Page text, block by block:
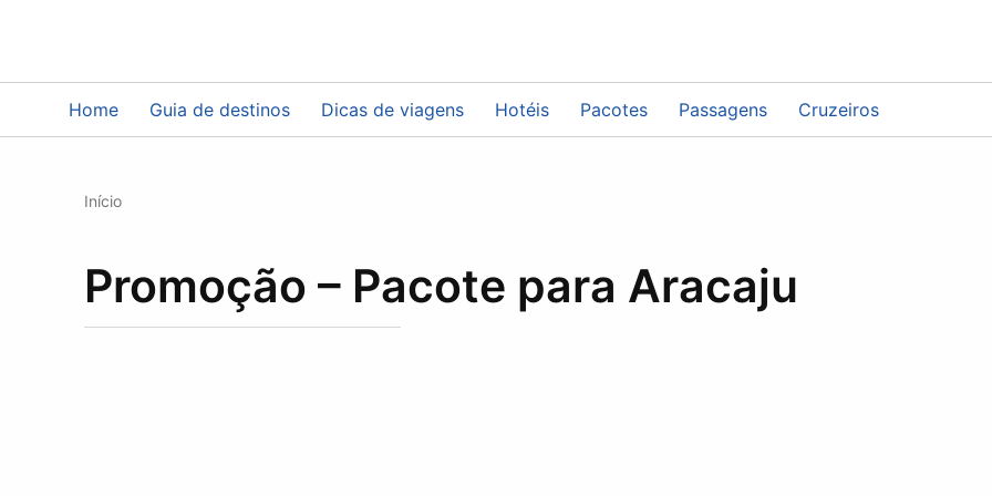
Home Guia de destinos Dicas de viagens Hotéis Pacotes Passagens Cruzeiros
Início
Promoção – Pacote para Aracaju